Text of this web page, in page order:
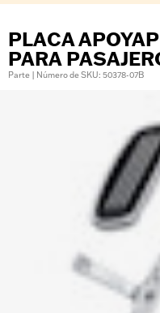
PLACA
PARA
Parte | Número de SKU: 50378-07B